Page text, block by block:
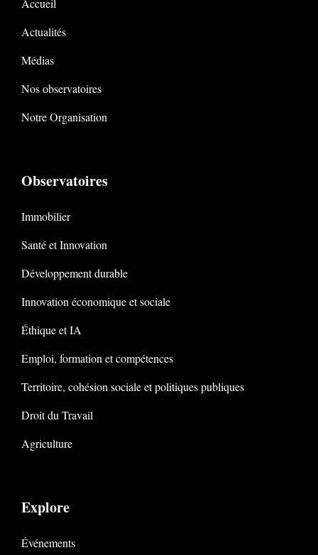
Accueil
Actualités
Médias
Nos observatoires
Notre Organisation
Observatoires
Immobilier
Santé et Innovation
Développement durable
Innovation économique et sociale
Éthique et IA
Emploi, formation et compétences
Territoire, cohésion sociale et politiques publiques
Droit du Travail
Agriculture
Explore
Événements